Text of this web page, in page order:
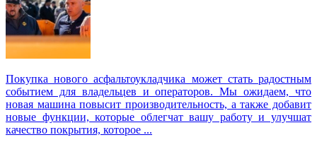
Покупка нового асфальтоукладчика может стать радостным
событием для владельцев и операторов. Мы ожидаем, что
новая машина повысит производительность, а также добавит
новые функции, которые облегчат вашу работу и улучшат
качество покрытия, которое ...